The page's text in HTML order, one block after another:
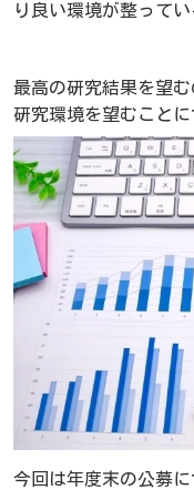
り良い環境が整ってい
最高の研究結果を望
研究環境を望むことに
今回は年度末の公募に